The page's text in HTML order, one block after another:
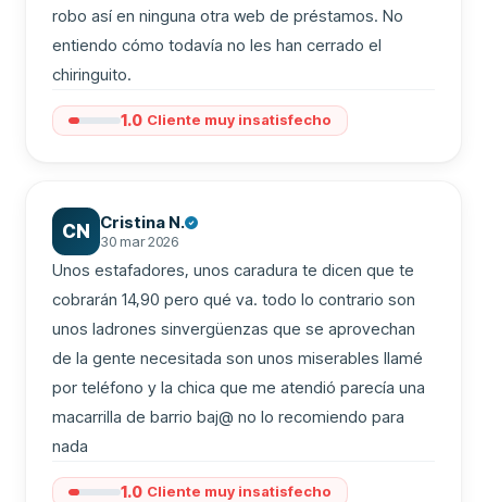
robo así en ninguna otra web de préstamos. No
entiendo cómo todavía no les han cerrado el
chiringuito.
1.0 Cliente muy insatisfecho
CN Cristina N.
30 mar 2026
Unos estafadores, unos caradura te dicen que te
cobrarán 14,90 pero qué va. todo lo contrario son
unos ladrones sinvergüenzas que se aprovechan
de la gente necesitada son unos miserables llamé
por teléfono y la chica que me atendió parecía una
macarrilla de barrio baj@ no lo recomiendo para
nada
1.0 Cliente muy insatisfecho